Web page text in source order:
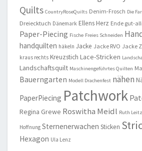
Quilts CountryRoseQuilts Denim-Frosch Die
Dreiecktuch Dänemark Ellens Herz Ende gut-
Paper-Piecing Fische Freies Schneiden
handquilten häkeln Jacke Jacke RVO Jacke
kraus rechts Kreuzstich Lace-Stricken
Landschaftsquilt Maschinengeführtes Quilten
Bauerngarten Modell Drachenfest nähen
PaperPiecing Patchwork
Regina Grewe Roswitha Meidl Ruth Leitz
Hoffnung Sternenerwachen Sticken
Hexagon Ula Lenz